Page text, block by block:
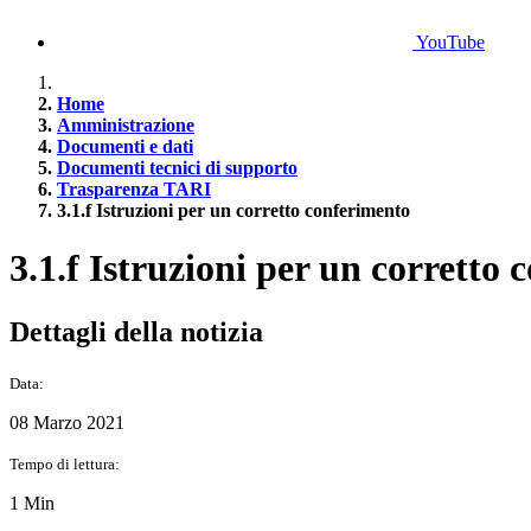
YouTube
Home
Amministrazione
Documenti e dati
Documenti tecnici di supporto
Trasparenza TARI
3.1.f Istruzioni per un corretto conferimento
3.1.f Istruzioni per un corretto
Dettagli della notizia
Data:
08 Marzo 2021
Tempo di lettura:
1 Min